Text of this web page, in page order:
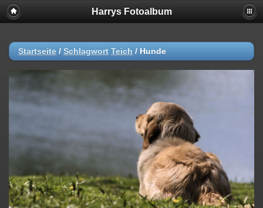
Harrys Fotoalbum
Startseite / Schlagwort Teich / Hunde